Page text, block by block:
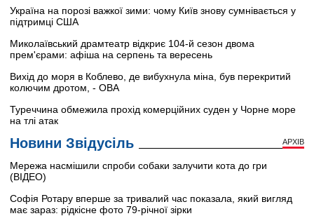
Україна на порозі важкої зими: чому Київ знову сумнівається у
підтримці США
Миколаївський драмтеатр відкриє 104-й сезон двома
прем'єрами: афіша на серпень та вересень
Вихід до моря в Коблево, де вибухнула міна, був перекритий
колючим дротом, - ОВА
Туреччина обмежила прохід комерційних суден у Чорне море
на тлі атак
Новини Звідусіль АРХІВ
Мережа насмішили спроби собаки залучити кота до гри
(ВІДЕО)
Софія Ротару вперше за тривалий час показала, який вигляд
має зараз: рідкісне фото 79-річної зірки